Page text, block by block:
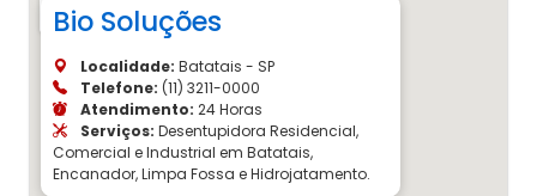
Bio Soluções
Localidade: Batatais - SP
Telefone: (11) 3211-0000
Atendimento: 24 Horas
Serviços: Desentupidora Residencial,
Comercial e Industrial em Batatais,
Encanador, Limpa Fossa e Hidrojatamento.